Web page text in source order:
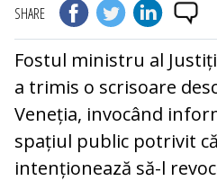
SHARE
Fostul ministru al
a trimis o scrisoare
Veneția, invocând
spațiul public potrivit
intenționează să-l